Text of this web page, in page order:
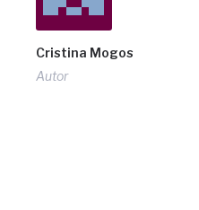
Cristina Mogos
Autor